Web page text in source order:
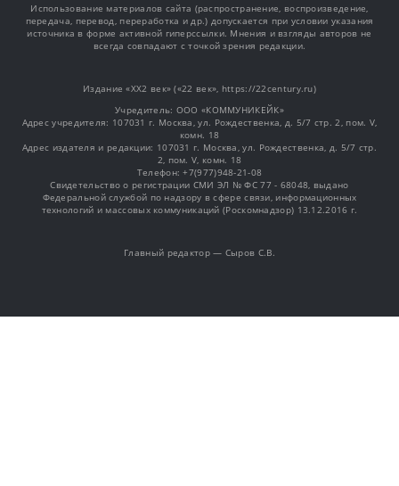
Использование материалов сайта (распространение, воспроизведение,
передача, перевод, переработка и др.) допускается при условии указания
источника в форме активной гиперссылки. Мнения и взгляды авторов не
всегда совпадают с точкой зрения редакции.
Издание «XX2 век» («22 век», https://22century.ru)
Учредитель: OOO «КОММУНИКЕЙК»
Адрес учредителя: 107031 г. Москва, ул. Рождественка, д. 5/7 стр. 2, пом. V,
комн. 18
Адрес издателя и редакции: 107031 г. Москва, ул. Рождественка, д. 5/7 стр.
2, пом. V, комн. 18
Телефон: +7(977)948-21-08
Свидетельство о регистрации СМИ ЭЛ № ФС 77 - 68048, выдано
Федеральной службой по надзору в сфере связи, информационных
технологий и массовых коммуникаций (Роскомнадзор) 13.12.2016 г.
Главный редактор — Сыров С.В.